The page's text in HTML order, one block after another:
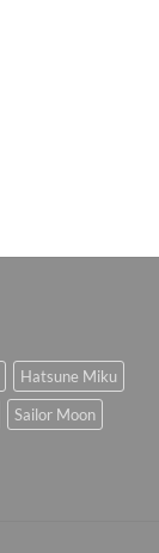
Hatsune Miku
Sailor Moon